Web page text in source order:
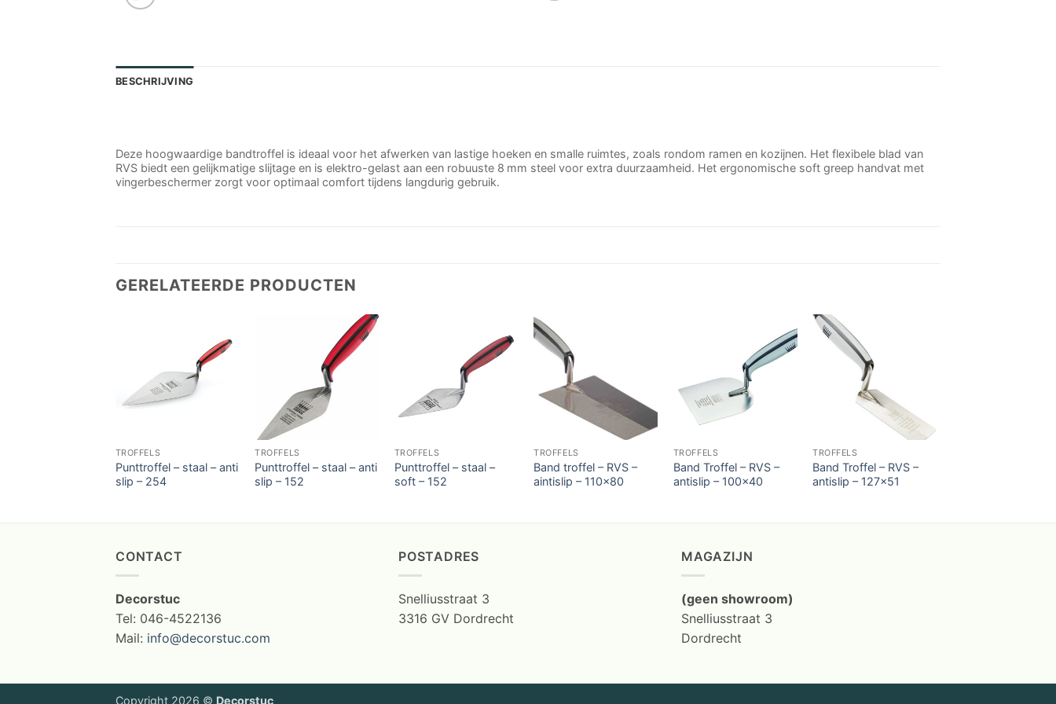
BESCHRIJVING
Deze hoogwaardige bandtroffel is ideaal voor het afwerken van lastige hoeken en smalle ruimtes, zoals rondom ramen en kozijnen. Het flexibele blad van
RVS biedt een gelijkmatige slijtage en is elektro-gelast aan een robuuste 8 mm steel voor extra duurzaamheid. Het ergonomische soft greep handvat met
vingerbeschermer zorgt voor optimaal comfort tijdens langdurig gebruik.
GERELATEERDE PRODUCTEN
TROFFELS
Punttroffel – staal – anti
slip – 254
TROFFELS
Punttroffel – staal – anti
slip – 152
TROFFELS
Punttroffel – staal –
soft – 152
TROFFELS
Band troffel – RVS –
aintislip – 110×80
TROFFELS
Band Troffel – RVS –
antislip – 100×40
TROFFELS
Band Troffel – RVS –
antislip – 127×51
CONTACT
Decorstuc
Tel: 046-4522136
Mail: info@decorstuc.com
POSTADRES
Snelliusstraat 3
3316 GV Dordrecht
MAGAZIJN
(geen showroom)
Snelliusstraat 3
Dordrecht
Copyright 2026 © Decorstuc